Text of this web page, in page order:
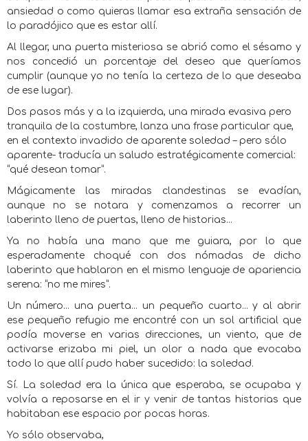
ansiedad o como quieras llamar esa extraña sensación de
lo paradójico que es estar allí.
Al llegar, una puerta misteriosa se abrió como el sésamo y
nos concedió un porcentaje del deseo que queríamos
cumplir (aunque yo no tenía la certeza de lo que deseaba
de ese lugar).
Dos pasos más y a la izquierda, una mirada evasiva pero
tranquila de la costumbre, lanza una frase particular que,
en el contexto invadido de aparente soledad – pero sólo
aparente- traducía un saludo estratégicamente comercial:
“qué desean tomar”.
Mágicamente las miradas clandestinas se evadían,
aunque no se notara y comenzamos a recorrer un
laberinto lleno de puertas, lleno de historias...
Ya no había una mano que me guiara, por lo que
esperadamente choqué con dos nómadas de dicho
laberinto que hablaron en el mismo lenguaje de apariencia
serena: “no me mires”.
Un número... una puerta... un pequeño cuarto... y al abrir
ese pequeño refugio me encontré con un sol artificial que
podía moverse en varias direcciones, un viento, que de
activarse erizaba mi piel, un olor a nada que evocaba
todo lo que allí pudo haber sucedido: la soledad.
Sí. La soledad era la única que esperaba, se ocupaba y
volvía a reposarse en el ir y venir de tantas historias que
habitaban ese espacio por pocas horas.
Yo sólo observaba,